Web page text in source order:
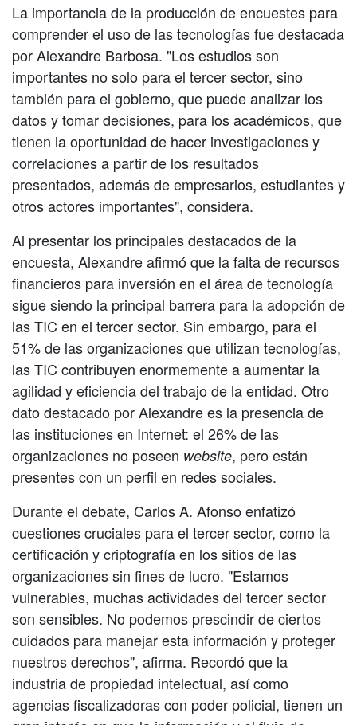
La importancia de la producción de encuestes para
comprender el uso de las tecnologías fue destacada
por Alexandre Barbosa. "Los estudios son
importantes no solo para el tercer sector, sino
también para el gobierno, que puede analizar los
datos y tomar decisiones, para los académicos, que
tienen la oportunidad de hacer investigaciones y
correlaciones a partir de los resultados
presentados, además de empresarios, estudiantes y
otros actores importantes", considera.
Al presentar los principales destacados de la
encuesta, Alexandre afirmó que la falta de recursos
financieros para inversión en el área de tecnología
sigue siendo la principal barrera para la adopción de
las TIC en el tercer sector. Sin embargo, para el
51% de las organizaciones que utilizan tecnologías,
las TIC contribuyen enormemente a aumentar la
agilidad y eficiencia del trabajo de la entidad. Otro
dato destacado por Alexandre es la presencia de
las instituciones en Internet: el 26% de las
organizaciones no poseen website, pero están
presentes con un perfil en redes sociales.
Durante el debate, Carlos A. Afonso enfatizó
cuestiones cruciales para el tercer sector, como la
certificación y criptografía en los sitios de las
organizaciones sin fines de lucro. "Estamos
vulnerables, muchas actividades del tercer sector
son sensibles. No podemos prescindir de ciertos
cuidados para manejar esta información y proteger
nuestros derechos", afirma. Recordó que la
industria de propiedad intelectual, así como
agencias fiscalizadoras con poder policial, tienen un